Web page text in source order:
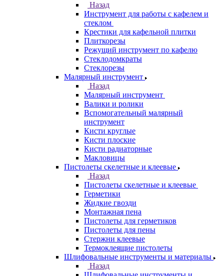
Назад
Инструмент для работы с кафелем и
стеклом
Крестики для кафельной плитки
Плиткорезы
Режущий инструмент по кафелю
Стеклодомкраты
Стеклорезы
Малярный инструмент
Назад
Малярный инструмент
Валики и ролики
Вспомогательный малярный
инструмент
Кисти круглые
Кисти плоские
Кисти радиаторные
Макловицы
Пистолеты скелетные и клеевые
Назад
Пистолеты скелетные и клеевые
Герметики
Жидкие гвозди
Монтажная пена
Пистолеты для герметиков
Пистолеты для пены
Стержни клеевые
Термоклеящие пистолеты
Шлифовальные инструменты и материалы
Назад